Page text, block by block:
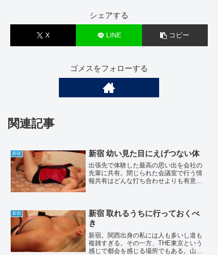
シェアする
X LINE コピー
ゴメスをフォローする
関連記事
新宿 新宿 幼い見た目にえげつない体
出張先で体験した最高の思い出を会社の
先輩に共有。閉じられた会議室で行う情
報共有はどんな打ち合わせよりも有意
でも信頼できる希少な存在。...
新宿
新宿 取れるうちに行っておくべ
き
新宿。関西出身の私には人も多いし道も
複雑すぎる。その一方、THE東京という
感じで都会を感じる場所でもある。山手